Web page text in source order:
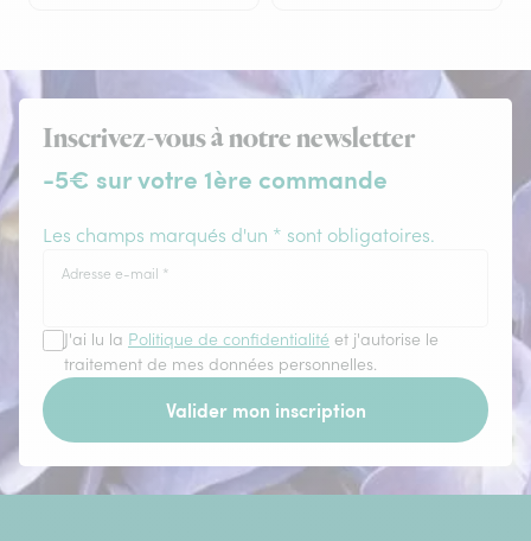
Inscrivez-vous à notre newsletter
-5€ sur votre 1ère commande
Les champs marqués d'un * sont obligatoires.
Adresse e-mail *
J'ai lu la Politique de confidentialité et j'autorise le
traitement de mes données personnelles.
Valider mon inscription